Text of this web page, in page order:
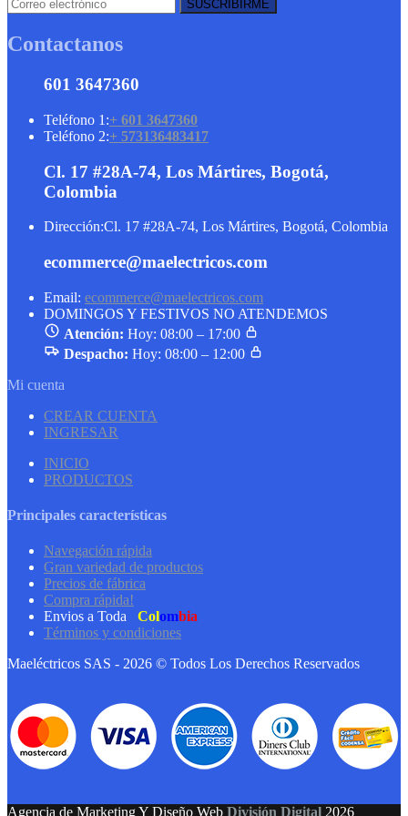
Contactanos
601 3647360
Teléfono 1:+ 601 3647360
Teléfono 2:+ 573136483417
Cl. 17 #28A-74, Los Mártires, Bogotá,
Colombia
Dirección:Cl. 17 #28A-74, Los Mártires, Bogotá, Colombia
ecommerce@maelectricos.com
Email: ecommerce@maelectricos.com
DOMINGOS Y FESTIVOS NO ATENDEMOS
Atención: Hoy: 08:00 – 17:00
Despacho: Hoy: 08:00 – 12:00
Mi cuenta
CREAR CUENTA
INGRESAR
INICIO
PRODUCTOS
Principales características
Navegación rápida
Gran variedad de productos
Precios de fábrica
Compra rápida!
Envios a Toda
Colombia
Términos y condiciones
Maeléctricos SAS - 2026 © Todos Los Derechos Reservados
Agencia de Marketing Y Diseño Web División Digital 2026